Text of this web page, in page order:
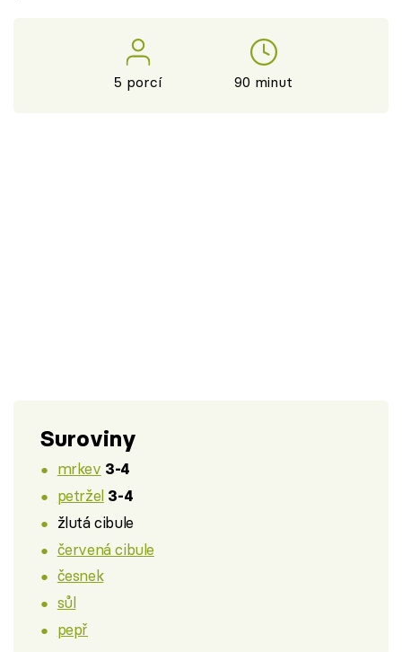
5 porcí 90 minut
Suroviny
mrkev 3-4
petržel 3-4
žlutá cibule
červená cibule
česnek
sůl
pepř